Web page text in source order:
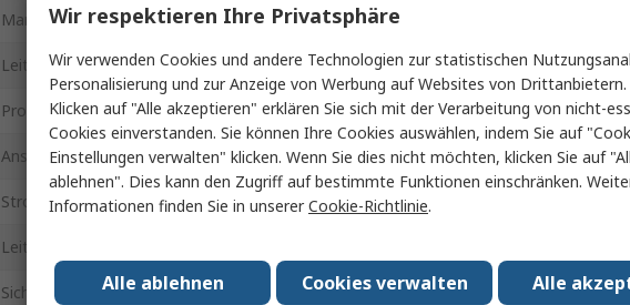
Marke Fluke
Leitungstyp Testleitung Set
Produkt Typ Multimeter-Messleitungen
Anschlusstyp Ummantelt
Stromstärke 10A
Leitungslänge
Sicherheitskategorie Spannung 1000, 600V
Wir respektieren Ihre Privatsphäre
Wir verwenden Cookies und andere Technologien zur statistischen
Personalisierung und zur Anzeige von Werbung auf Websites von
Klicken auf "Alle akzeptieren" erklären Sie sich mit der Verarbeitung von nicht-
Cookies einverstanden. Sie können Ihre Cookies auswählen, indem Sie auf
Einstellungen verwalten" klicken. Wenn Sie dies nicht möchten, klicken Sie auf
ablehnen". Dies kann den Zugriff auf bestimmte Funktionen einschränken.
Informationen finden Sie in unsererCookie-Richtlinie.
Alle
Cookies verwalten
Alle ablehnen